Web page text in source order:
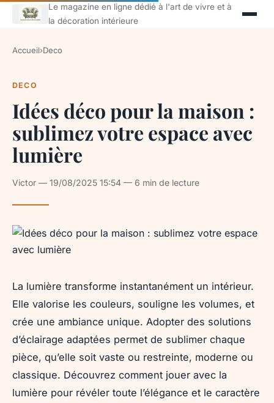
Le magazine en ligne dédié à l'art de vivre et à
la décoration intérieure
Accueil›Deco
DECO
Idées déco pour la maison :
sublimez votre espace avec
lumière
Victor — 19/08/2025 15:54 — 6 min de lecture
La lumière transforme instantanément un intérieur.
Elle valorise les couleurs, souligne les volumes, et
crée une ambiance unique. Adopter des solutions
d’éclairage adaptées permet de sublimer chaque
pièce, qu’elle soit vaste ou restreinte, moderne ou
classique. Découvrez comment jouer avec la
lumière pour révéler toute l’élégance et le caractère